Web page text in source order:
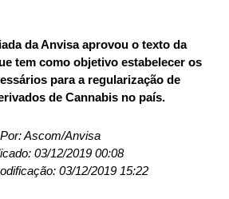
da Anvisa aprovou o texto da
tem como objetivo estabelecer os
para a regularização de
de Cannabis no país.
Por: Ascom/Anvisa
03/12/2019 00:08
03/12/2019 15:22